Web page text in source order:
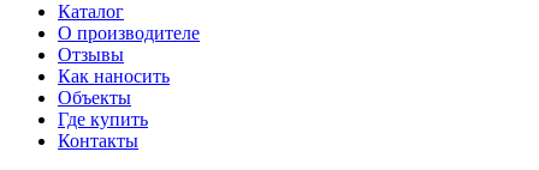
Каталог
О производителе
Отзывы
Как наносить
Объекты
Где купить
Контакты